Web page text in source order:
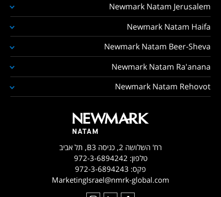
Newmark Natam Jerusalem
Newmark Natam Haifa
Newmark Natam Beer-Sheva
Newmark Natam Ra'anana
Newmark Natam Rehovot
רח' השלושה 2, כניסה B3, תל אביב
טלפון: 972-3-6894242
פקס: 972-3-6894243
MarketingIsrael@nmrk-global.com